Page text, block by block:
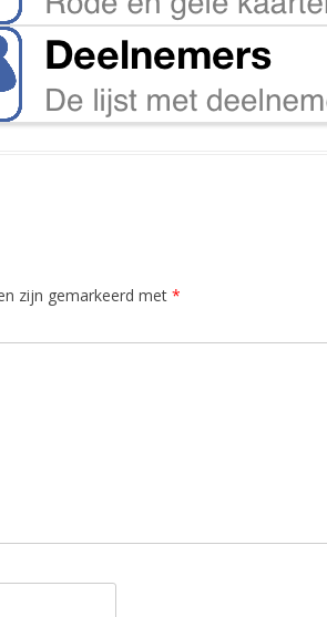
zijn gemarkeerd met *